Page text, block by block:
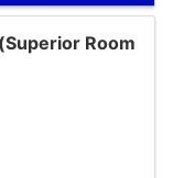
(Superior Room